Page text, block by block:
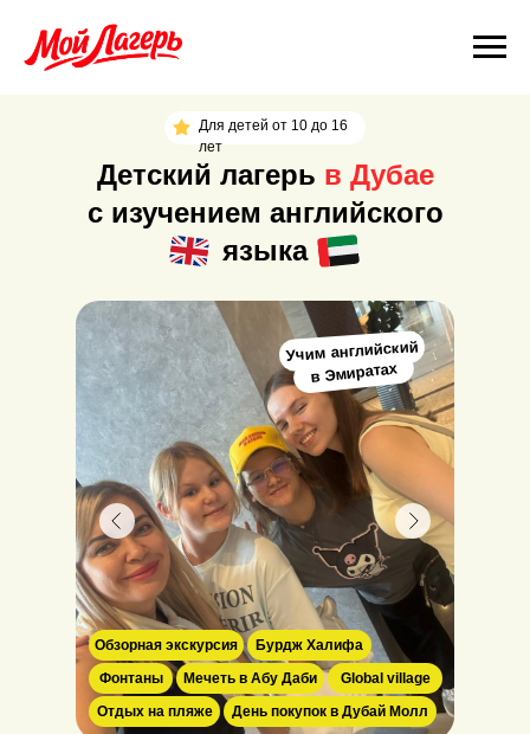
Детский лагерь в Дубае
с изучением английского
языка
Учим английский
в Эмиратах
Бурдж Халифа
Отдых на пляже День покупок в Дубай Молл
Global village
Мечеть в Абу Даби
Обзорная экскурсия
Фонтаны
Для детей от 10 до 16
лет